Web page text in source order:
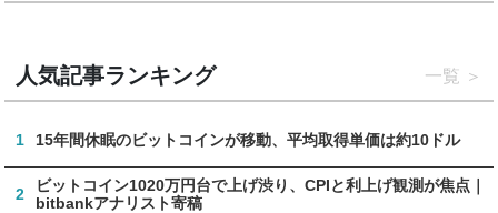
人気記事ランキング 一覧
1 15年間休眠のビットコインが移動、平均取得単価は約10ドル
2
ビットコイン1020万円台で上げ渋り、CPIと利上げ観測が焦点｜
bitbankアナリスト寄稿